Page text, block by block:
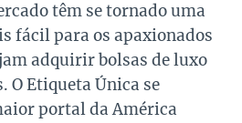
têm se tornado uma
fácil para os apaxionados
adquirir bolsas de luxo
O Etiqueta Única se
portal da América